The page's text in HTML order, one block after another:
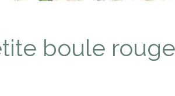
boule rouge